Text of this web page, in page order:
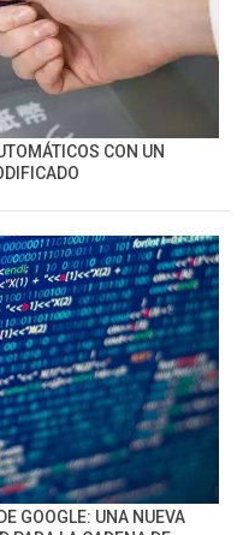
CON UN
GOOGLE: UNA NUEVA